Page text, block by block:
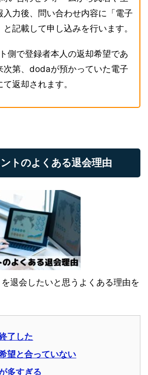
入力後、問い合わせ内容に「電子
記載して申し込みを行います。
側で登録者本人の返却希望であ
次第、dodaが預かっていた電子
返却されます。
トのよくある退会理由
退会したいと思うよくある理由を
了した
望と合っていない
多すぎる